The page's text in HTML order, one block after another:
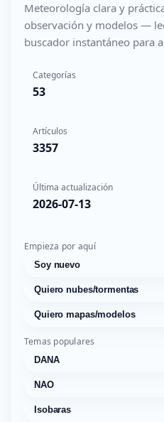
Meteorología clara y
observación y modelos —
buscador instantáneo para
Categorías
53
Artículos
3357
Última actualización
2026-07-13
Empieza por aquí
Soy nuevo
Quiero nubes/tormentas
Quiero mapas/modelos
Temas populares
DANA
NAO
Isobaras